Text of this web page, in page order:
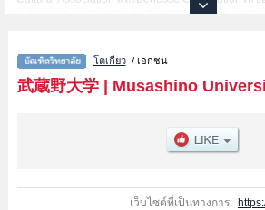
ระดับมหาวิทยาลัย・บัณฑิตวิทยาลัย・วิทยาลัยระดั
ต่างชาติเช่นGraduate School of Human and
School of Language and CultureหรือGraduate
and EconomicsหรือGraduate School of
EducationหรือGraduate School of Pharmaceutical
School of Buddhist StudiesหรือLawหรือ
ผ่านการสอบคัดเลือกเป็นต้น,แนะนำสถานที่,การเดินท
โตเกียว/ เอกชน
武蔵野大学| Musashino
เว็บไซต์ที่เป็นทางการ: